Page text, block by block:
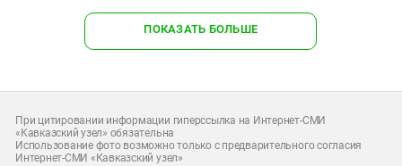
ПОКАЗАТЬ БОЛЬШЕ
При цитировании информации гиперссылка на Интернет-СМИ
«Кавказский узел» обязательна
Использование фото возможно только с предварительного согласия
Интернет-СМИ «Кавказский узел»